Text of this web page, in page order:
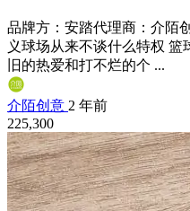
品牌方：安踏代理商：介陌
义球场从来不谈什么特权‍‍
旧的热爱和打不烂的个 ...
介陌创意 2 年前
225,300